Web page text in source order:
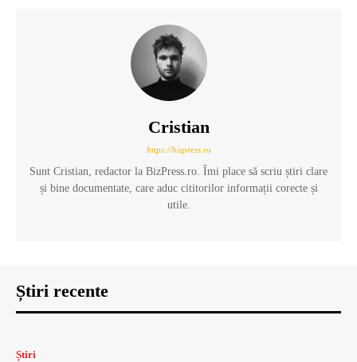
Cristian
https://bizpress.ro
Sunt Cristian, redactor la BizPress.ro. Îmi place să scriu știri clare
și bine documentate, care aduc cititorilor informații corecte și
utile.
Știri recente
Știri